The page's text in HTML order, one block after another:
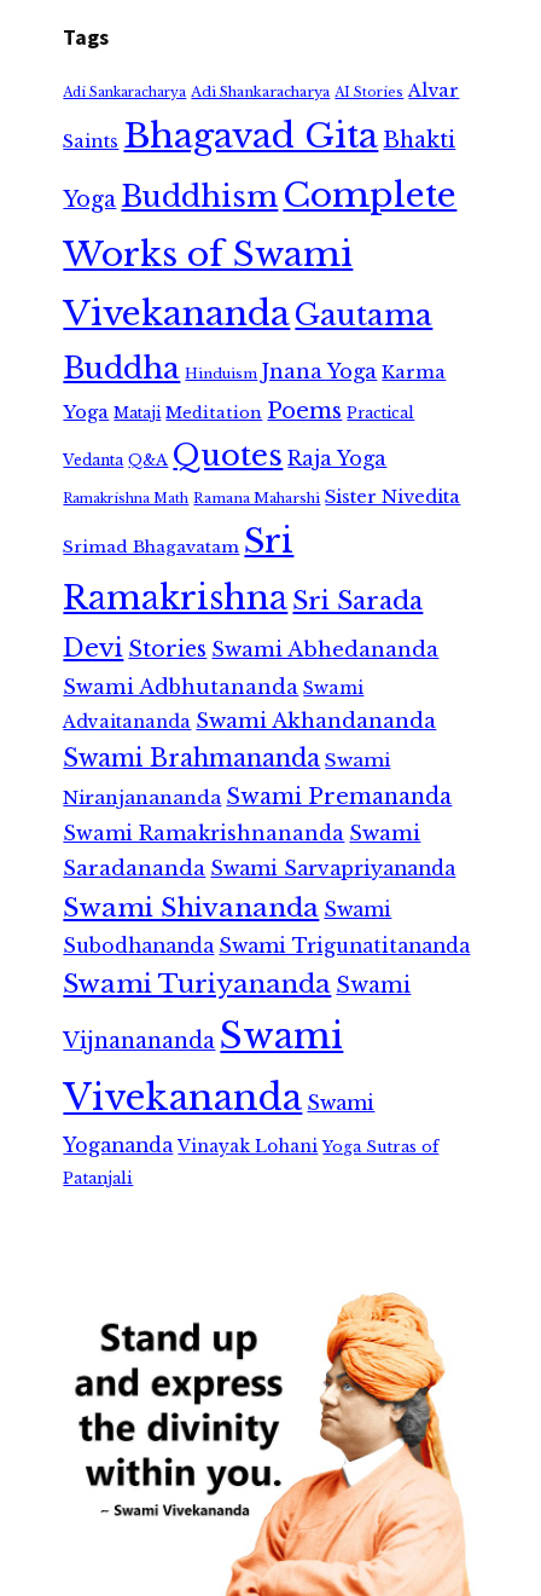
Tags
Adi Sankaracharya Adi Shankaracharya AI Stories Alvar
Saints Bhagavad GitaBhakti
Yoga Buddhism Complete
Works of Swami
VivekanandaGautama
Buddha Hinduism Jnana Yoga Karma
Yoga Mataji Meditation Poems Practical
Vedanta Q&A Quotes Raja Yoga
Ramakrishna Math Ramana Maharshi Sister Nivedita
Srimad Bhagavatam Sri
RamakrishnaSri Sarada
Devi Stories Swami Abhedananda
Swami Adbhutananda Swami
Advaitananda Swami Akhandananda
Swami Brahmananda Swami
Niranjanananda Swami Premananda
Swami Ramakrishnananda Swami
Saradananda Swami Sarvapriyananda
Swami Shivananda Swami
Subodhananda Swami Trigunatitananda
Swami Turiyananda Swami
Vijnanananda Swami
Vivekananda Swami
Yogananda Vinayak Lohani Yoga Sutras of
Patanjali